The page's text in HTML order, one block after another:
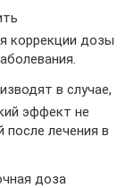
коррекции дозы
в случае,
эффект не
после лечения в
доза